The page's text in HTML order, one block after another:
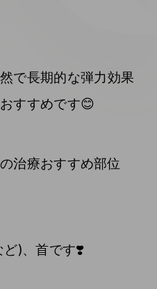
で長期的な弾力効果
すすめです😊
治療おすすめ部位
ど)、首です❣️